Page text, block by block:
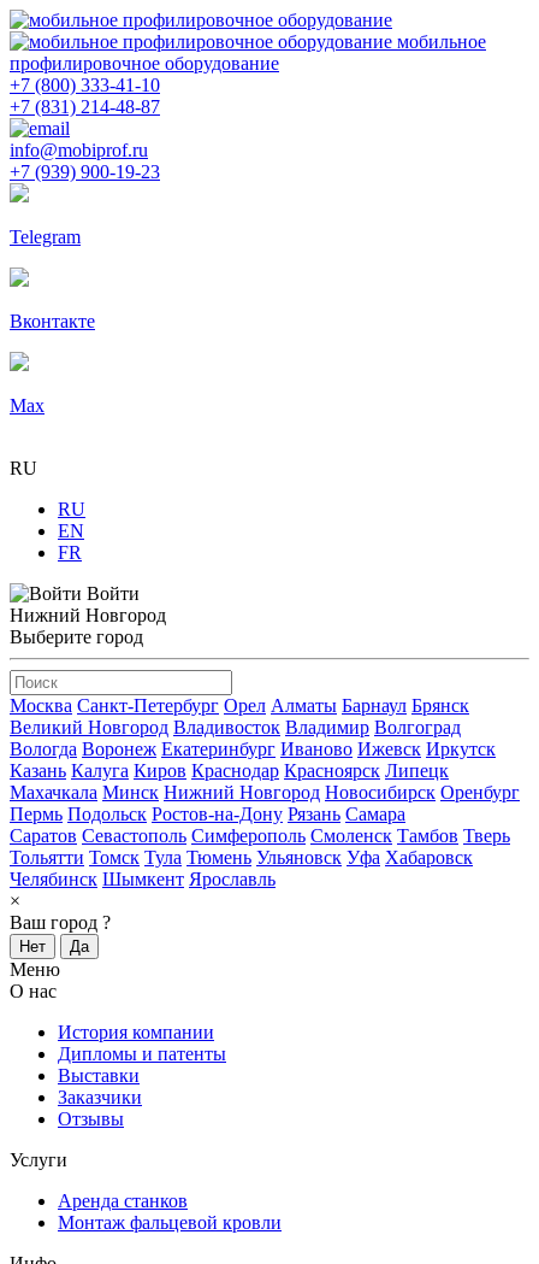
мобильное
профилировочное оборудование
+7 (800) 333-41-10
+7 (831) 214-48-87
info@mobiprof.ru
+7 (939) 900-19-23
Telegram
Вконтакте
Max
RU
RU
EN
FR
Войти
Нижний Новгород
Выберите город
Москва Санкт-Петербург Орел Алматы Барнаул Брянск
Великий Новгород Владивосток Владимир Волгоград
Вологда Воронеж Екатеринбург Иваново Ижевск Иркутск
Казань Калуга Киров Краснодар Красноярск Липецк
Махачкала Минск Нижний Новгород Новосибирск Оренбург
Пермь Подольск Ростов-на-Дону Рязань Самара
Саратов Севастополь Симферополь Смоленск Тамбов Тверь
Тольятти Томск Тула Тюмень Ульяновск Уфа Хабаровск
Челябинск Шымкент Ярославль
×
Ваш город ?
Нет Да
Меню
О нас
История компании
Дипломы и патенты
Выставки
Заказчики
Отзывы
Услуги
Аренда станков
Монтаж фальцевой кровли